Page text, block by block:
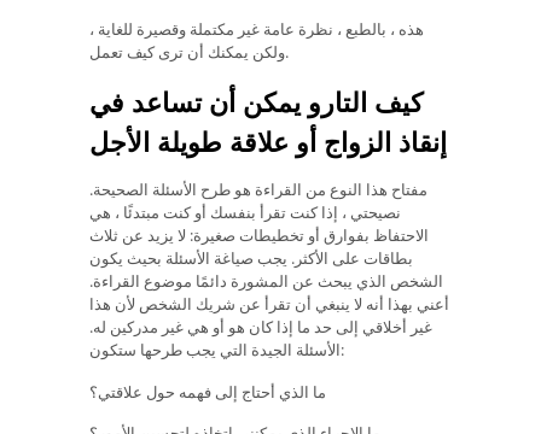
هذه ، بالطبع ، نظرة عامة غير مكتملة وقصيرة للغاية ،
ولكن يمكنك أن ترى كيف تعمل.
كيف التارو يمكن أن تساعد في
إنقاذ الزواج أو علاقة طويلة الأجل
مفتاح هذا النوع من القراءة هو طرح الأسئلة الصحيحة.
نصيحتي ، إذا كنت تقرأ بنفسك أو كنت مبتدئًا ، هي
الاحتفاظ بفوارق أو تخطيطات صغيرة: لا يزيد عن ثلاث
بطاقات على الأكثر. يجب صياغة الأسئلة بحيث يكون
الشخص الذي يبحث عن المشورة دائمًا موضوع القراءة.
أعني بهذا أنه لا ينبغي أن تقرأ عن شريك الشخص لأن هذا
غير أخلاقي إلى حد ما إذا كان هو أو هي غير مدركين له.
الأسئلة الجيدة التي يجب طرحها ستكون:
ما الذي أحتاج إلى فهمه حول علاقتي؟